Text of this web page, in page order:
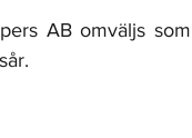
AB omväljs som